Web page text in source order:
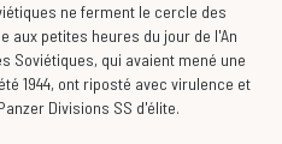
ne ferment le cercle des
aux petites heures du jour de l'An
Soviétiques, qui avaient mené une
1944, ont riposté avec virulence et
Divisions SS d'élite.